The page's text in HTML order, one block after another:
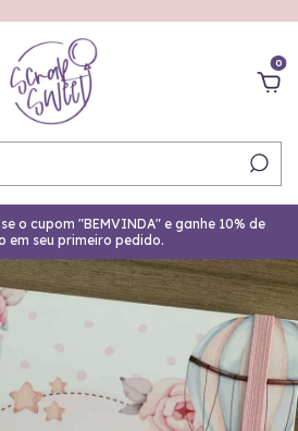
0
o cupom "BEMVINDA" e ganhe 10% de
em seu primeiro pedido.